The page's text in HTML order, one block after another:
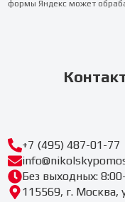
формы Яндекс может
+7 (495) 487-01-77
Без выходных:
115569, г. Москва,